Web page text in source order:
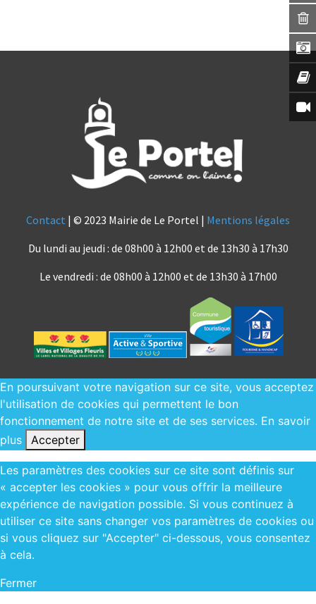
Contact | © 2023 Mairie de Le Portel | Mentions légales
Du lundi au jeudi : de 08h00 à 12h00 et de 13h30 à 17h30
Le vendredi : de 08h00 à 12h00 et de 13h30 à 17h00
En poursuivant votre navigation sur ce site, vous acceptez
l'utilisation de cookies qui permettent le bon
fonctionnement de notre site et de ses services. En savoir
plus
Accepter
Les paramètres des cookies sur ce site sont définis sur
« accepter les cookies » pour vous offrir la meilleure
expérience de navigation possible. Si vous continuez à
utiliser ce site sans changer vos paramètres de cookies ou
si vous cliquez sur "Accepter" ci-dessous, vous consentez
à cela.
Fermer